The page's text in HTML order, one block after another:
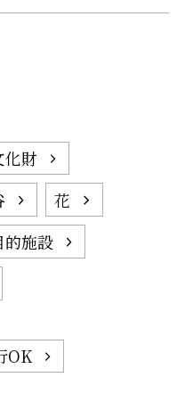
化財
花
的施設
OK